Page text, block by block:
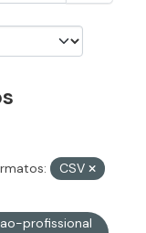
CSV
profissional